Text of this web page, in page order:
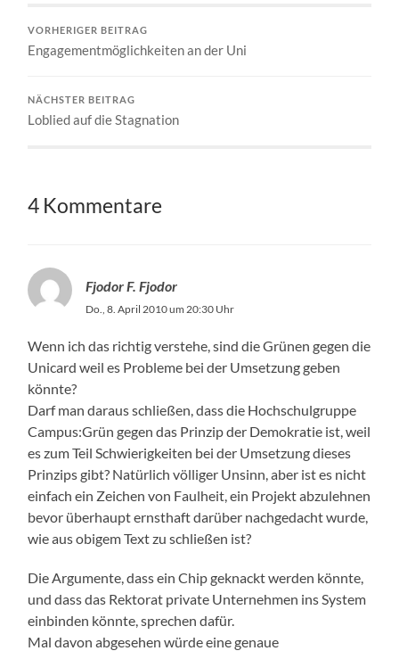
VORHERIGER BEITRAG
Engagementmöglichkeiten an der Uni
NÄCHSTER BEITRAG
Loblied auf die Stagnation
4 Kommentare
Fjodor F. Fjodor
Do., 8. April 2010 um 20:30 Uhr
Wenn ich das richtig verstehe, sind die Grünen gegen die
Unicard weil es Probleme bei der Umsetzung geben
könnte?
Darf man daraus schließen, dass die Hochschulgruppe
Campus:Grün gegen das Prinzip der Demokratie ist, weil
es zum Teil Schwierigkeiten bei der Umsetzung dieses
Prinzips gibt? Natürlich völliger Unsinn, aber ist es nicht
einfach ein Zeichen von Faulheit, ein Projekt abzulehnen
bevor überhaupt ernsthaft darüber nachgedacht wurde,
wie aus obigem Text zu schließen ist?
Die Argumente, dass ein Chip geknackt werden könnte,
und dass das Rektorat private Unternehmen ins System
einbinden könnte, sprechen dafür.
Mal davon abgesehen würde eine genaue